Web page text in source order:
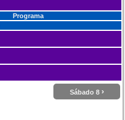
Programa
Sábado 8 ›